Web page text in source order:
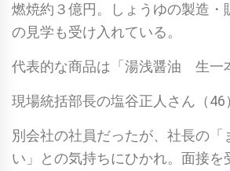
燃焼約３億円。しょうゆの製造・
の見学も受け入れている。
代表的な商品は「湯浅醤油 生一
現場統括部長の塩谷正人さん（46
別会社の社員だったが、社長の「
い」との気持ちにひかれ。面接を